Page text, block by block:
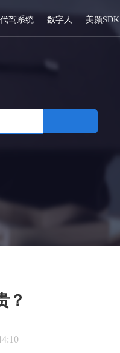
代驾系统 数字人 美颜SDK
？